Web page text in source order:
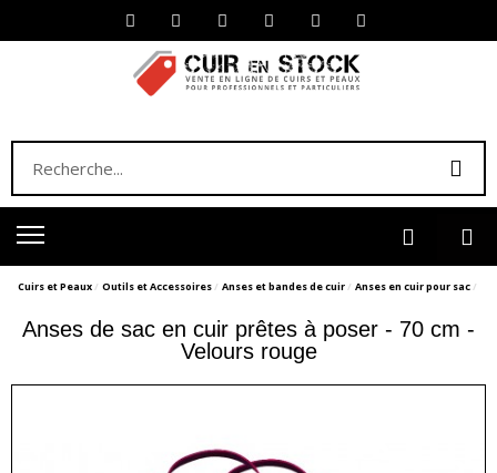
Cuirs et Peaux Outils et Accessoires Anses et bandes de cuir Anses en cuir pour sac
Anses de sac en cuir prêtes à poser - 70 cm -
Velours rouge